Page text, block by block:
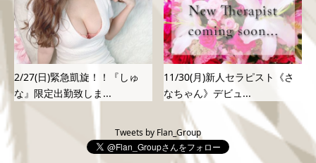
2/27(日)緊急凱旋！！『しゅ
な』限定出勤致しま...
11/30(月)新人セラピスト《さ
なちゃん》デビュ...
Tweets by Flan_Group